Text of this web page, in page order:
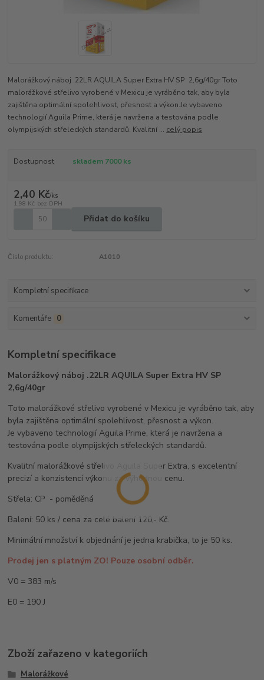
Malorážkový náboj .22LR AQUILA Super Extra HV SP 2,6g/40gr Toto
malorážkové střelivo vyrobené v Mexicu je vyráběno tak, aby byla
zajištěna optimální spolehlivost, přesnost a výkon.Je vybaveno
technologií Aguila Prime, která je navržena a testována podle
olympijských střeleckých standardů. Kvalitní ... celý popis
Dostupnost skladem 7000 ks
2,40 Kč/ks
1,98 Kč bez DPH
Přidat do košíku
Číslo produktu: A1010
Kompletní specifikace
Komentáře 0
Kompletní specifikace
Malorážkový náboj .22LR AQUILA Super Extra HV SP
2,6g/40gr
Toto malorážkové střelivo vyrobené v Mexicu je vyráběno tak, aby
byla zajištěna optimální spolehlivost, přesnost a výkon.
Je vybaveno technologií Aguila Prime, která je navržena a
testována podle olympijských střeleckých standardů.
Kvalitní malorážkové střelivo Aguila Super Extra, s excelentní
precizí a konzistencí výkonu za výhodnou cenu.
Střela: CP - poměděná
Balení: 50 ks / cena za celé balení 120,- Kč.
Minimální množství k objednání je jedna krabička, to je 50 ks.
Prodej jen s platným ZO! Pouze osobní odběr.
V0 = 383 m/s
E0 = 190 J
Zboží zařazeno v kategoriích
Malorážkové